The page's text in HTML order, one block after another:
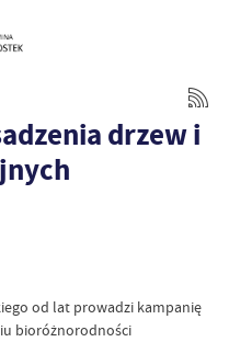
drzew i
od lat prowadzi kampanię
bioróżnorodności